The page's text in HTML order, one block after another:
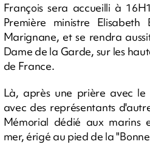
François sera accueilli à
Première ministre
Marignane, et se rendra
Dame de la Garde, sur les
de France.
Là, après une prière avec le
avec des représentants
Mémorial dédié aux marins
mer, érigé au pied de la